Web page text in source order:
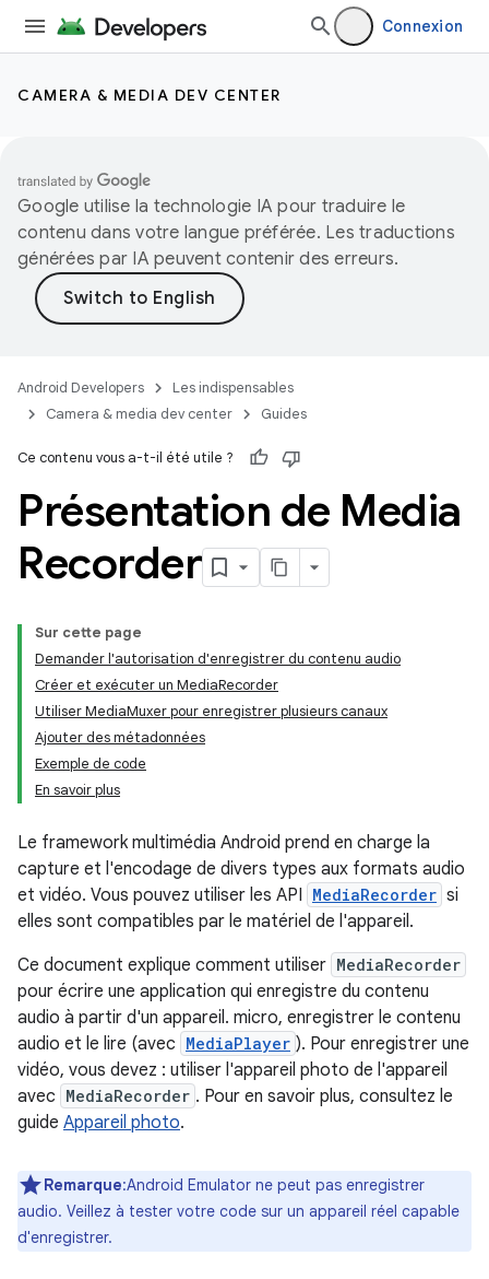
Connexion
CAMERA & MEDIA DEV CENTER
Google utilise la technologie IA pour traduire le
contenu dans votre langue préférée. Les traductions
générées par IA peuvent contenir des erreurs.
Android Developers
Les indispensables
Camera & media dev center
Guides
Ce contenu vous a-t-il été utile ?
Présentation de Media
Recorder
Sur cette page
Demander l'autorisation d'enregistrer du contenu audio
Créer et exécuter un MediaRecorder
Utiliser MediaMuxer pour enregistrer plusieurs canaux
Ajouter des métadonnées
Exemple de code
En savoir plus
Le framework multimédia Android prend en charge la
capture et l'encodage de divers types aux formats audio
et vidéo. Vous pouvez utiliser les API MediaRecorder si
elles sont compatibles par le matériel de l'appareil.
Ce document explique comment utiliser MediaRecorder
pour écrire une application qui enregistre du contenu
audio à partir d'un appareil. micro, enregistrer le contenu
audio et le lire (avec MediaPlayer ). Pour enregistrer une
vidéo, vous devez : utiliser l'appareil photo de l'appareil
avec MediaRecorder . Pour en savoir plus, consultez le
guide Appareil photo.
Remarque:Android Emulator ne peut pas enregistrer
audio. Veillez à tester votre code sur un appareil réel capable
d'enregistrer.